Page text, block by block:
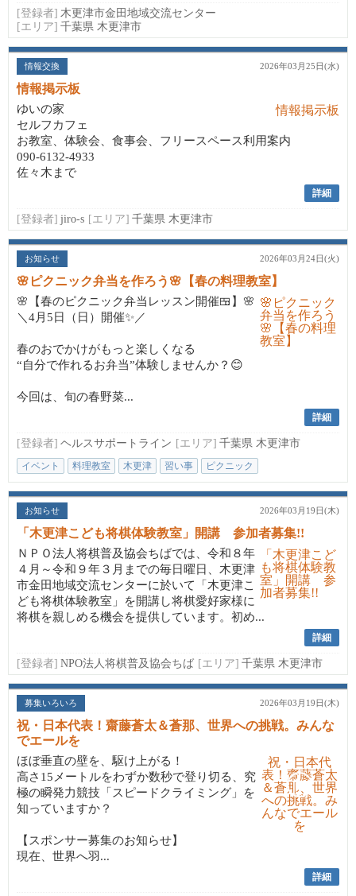
[登録者] 木更津市金田地域交流センター
[エリア] 千葉県 木更津市
情報交換 2026年03月25日(水)
情報掲示板
ゆいの家
セルフカフェ
お教室、体験会、食事会、フリースペース利用案内
090-6132-4933
佐々木まで
詳細
[登録者] jiro-s [エリア] 千葉県 木更津市
お知らせ 2026年03月24日(火)
🌸ピクニック弁当を作ろう🌸【春の料理教室】
🌸【春のピクニック弁当レッスン開催🍱】🌸
＼4月5日（日）開催✨／
春のおでかけがもっと楽しくなる
“自分で作れるお弁当”体験しませんか？😊
今回は、旬の春野菜...
詳細
[登録者] ヘルスサポートライン [エリア] 千葉県 木更津市
イベント 料理教室 木更津 習い事 ピクニック
お知らせ 2026年03月19日(木)
「木更津こども将棋体験教室」開講 参加者募集!!
ＮＰＯ法人将棋普及協会ちばでは、令和８年
４月～令和９年３月までの毎日曜日、木更津
市金田地域交流センターに於いて「木更津こ
ども将棋体験教室」を開講し将棋愛好家様に
将棋を親しめる機会を提供しています。初め...
詳細
[登録者] NPO法人将棋普及協会ちば [エリア] 千葉県 木更津市
募集いろいろ 2026年03月19日(木)
祝・日本代表！齋藤蒼太＆蒼那、世界への挑戦。みんな
でエールを
ほぼ垂直の壁を、駆け上がる！
高さ15メートルをわずか数秒で登り切る、究
極の瞬発力競技「スピードクライミング」を
知っていますか？
【スポンサー募集のお知らせ】
現在、世界へ羽...
詳細